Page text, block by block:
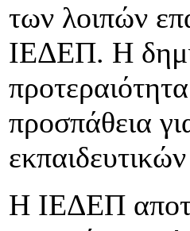
των λοιπών
ΙΕΔΕΠ. Η
προσπάθεια
Η ΙΕΔΕΠ